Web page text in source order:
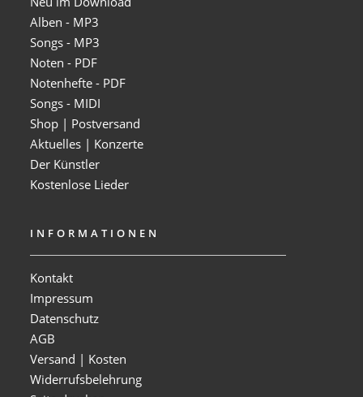
Alben - MP3
Songs - MP3
Noten - PDF
Notenhefte - PDF
Songs - MIDI
Shop | Postversand
Aktuelles | Konzerte
Der Künstler
Kostenlose Lieder
INFORMATIONEN
Kontakt
Impressum
Datenschutz
AGB
Versand | Kosten
Widerrufsbelehrung